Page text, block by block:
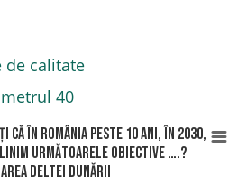
de calitate
40
că în România peste 10 ani, în 2030,
următoarele obiective ….?
Deltei Dunării